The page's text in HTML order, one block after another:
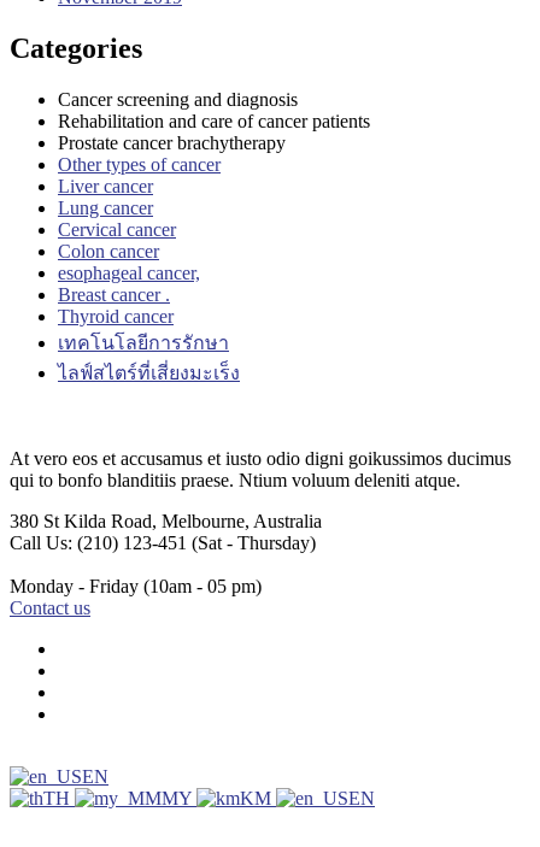
Categories
Cancer screening and diagnosis
Rehabilitation and care of cancer patients
Prostate cancer brachytherapy
Other types of cancer
Liver cancer
Lung cancer
Cervical cancer
Colon cancer
esophageal cancer,
Breast cancer .
Thyroid cancer
เทคโนโลยีการรักษา
ไลฟ์สไตร์ที่เสี่ยงมะเร็ง
At vero eos et accusamus et iusto odio digni goikussimos ducimus
qui to bonfo blanditiis praese. Ntium voluum deleniti atque.
380 St Kilda Road, Melbourne, Australia
Call Us: (210) 123-451 (Sat - Thursday)
Monday - Friday (10am - 05 pm)
Contact us
EN
TH
MY KM EN